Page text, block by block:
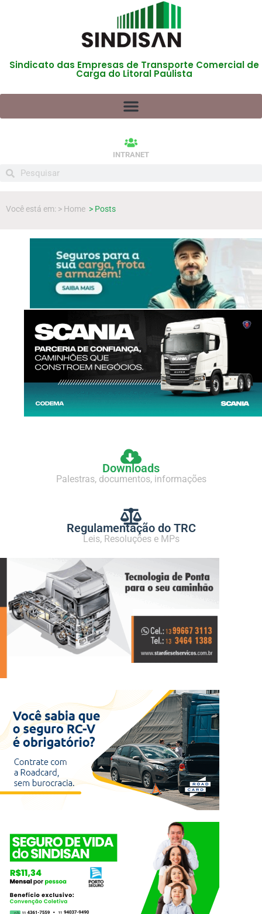
Sindicato das Empresas de Transporte Comercial de
Carga do Litoral Paulista
INTRANET
Você está em: > Home > Posts
Downloads
Palestras, documentos, informações
Regulamentação do TRC
Leis, Resoluções e MPs